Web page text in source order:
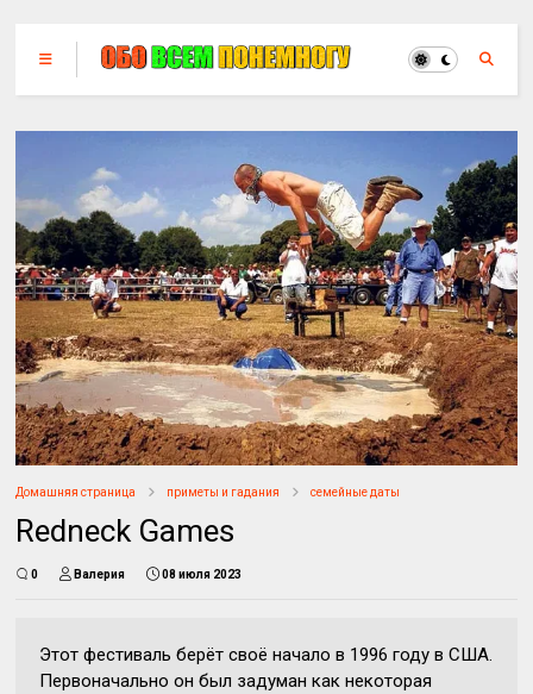
Домашняя страница приметы и гадания семейные даты
Redneck Games
0 Валерия 08 июля 2023
Этот фестиваль берёт своё начало в 1996 году в США.
Первоначально он был задуман как некоторая